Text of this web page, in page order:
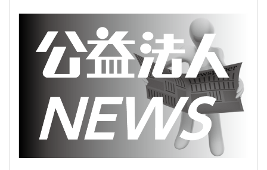
法人運営
理事会
評議員会・社員総会
理事・監事
評議員
会計・税務
会計・税務
定期提出書類
会計処理
寄附
労務管理
給与計算
利益相反取引
経営